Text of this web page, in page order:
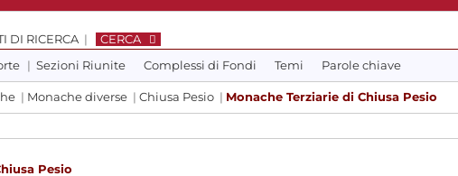
DI RICERCA |
CERCA
| Sezioni Riunite Complessi di Fondi Temi Parole chiave
| Monache diverse | Chiusa Pesio | Monache Terziarie di Chiusa Pesio
Pesio